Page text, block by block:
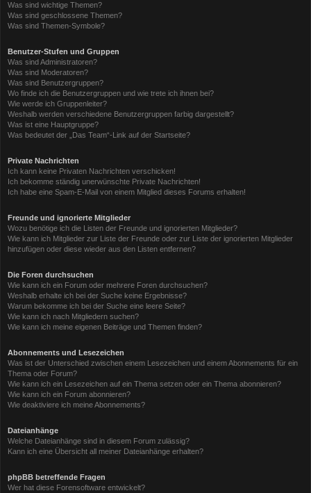
Was sind wichtige Themen?
Was sind geschlossene Themen?
Was sind Themen-Symbole?
Benutzer-Stufen und Gruppen
Was sind Administratoren?
Was sind Moderatoren?
Was sind Benutzergruppen?
Wo finde ich die Benutzergruppen und wie trete ich ihnen bei?
Wie werde ich Gruppenleiter?
Weshalb werden verschiedene Benutzergruppen farbig dargestellt?
Was ist eine Hauptgruppe?
Was bedeutet der „Das Team“-Link auf der Startseite?
Private Nachrichten
Ich kann keine Privaten Nachrichten verschicken!
Ich bekomme ständig unerwünschte Private Nachrichten!
Ich habe eine Spam-E-Mail von einem Mitglied dieses Forums erhalten!
Freunde und ignorierte Mitglieder
Wozu benötige ich die Listen der Freunde und ignorierten Mitglieder?
Wie kann ich Mitglieder zur Liste der Freunde oder zur Liste der ignorierten Mitglieder
hinzufügen oder diese wieder aus den Listen entfernen?
Die Foren durchsuchen
Wie kann ich ein Forum oder mehrere Foren durchsuchen?
Weshalb erhalte ich bei der Suche keine Ergebnisse?
Warum bekomme ich bei der Suche eine leere Seite?
Wie kann ich nach Mitgliedern suchen?
Wie kann ich meine eigenen Beiträge und Themen finden?
Abonnements und Lesezeichen
Was ist der Unterschied zwischen einem Lesezeichen und einem Abonnements für ein
Thema oder Forum?
Wie kann ich ein Lesezeichen auf ein Thema setzen oder ein Thema abonnieren?
Wie kann ich ein Forum abonnieren?
Wie deaktiviere ich meine Abonnements?
Dateianhänge
Welche Dateianhänge sind in diesem Forum zulässig?
Kann ich eine Übersicht all meiner Dateianhänge erhalten?
phpBB betreffende Fragen
Wer hat diese Forensoftware entwickelt?